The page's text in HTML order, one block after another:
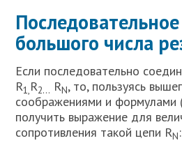
большого числа
Если последовательно
R1,R2… RN, то, пользуясь
соображениями и
получить выражение для
сопротивления такой цепи RN: